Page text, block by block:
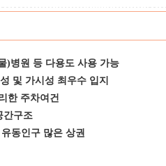
)병원 등 다용도 사용 가능
및 가시성 최우수 입지
한 주차여건
간구조
동인구 많은 상권